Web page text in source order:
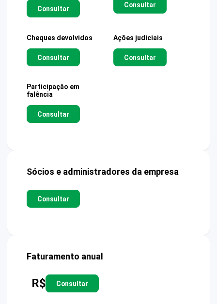
Consultar Consultar
Cheques devolvidos
Consultar
Ações judiciais
Consultar
Participação em
falência
Consultar
Sócios e administradores da empresa
Consultar
Faturamento anual
R$ Consultar